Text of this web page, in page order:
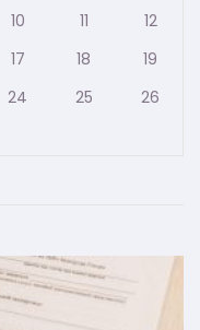
10 11
12
17 18
19
24 25
26